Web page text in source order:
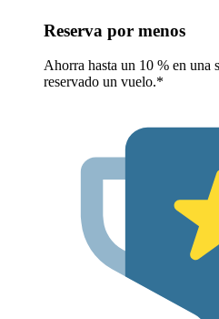
Reserva por menos
Ahorra hasta un 10 % en una
reservado un vuelo.*